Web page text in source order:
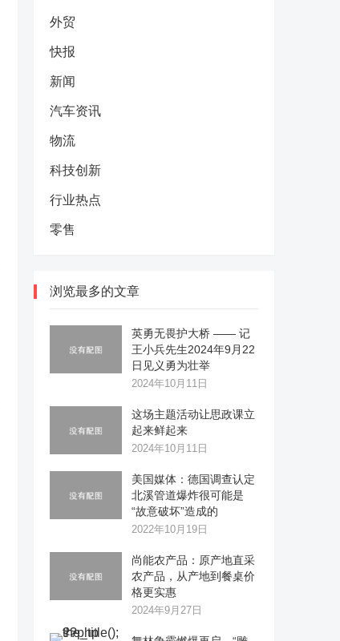
外贸
快报
新闻
汽车资讯
物流
科技创新
行业热点
零售
浏览最多的文章
英勇无畏护大桥 —— 记
王小兵先生2024年9月22
日见义勇为壮举
2024年10月11日
这场主题活动让思政课立
起来鲜起来
2024年10月11日
美国媒体：德国调查认定
北溪管道爆炸很可能是
“故意破坏”造成的
2022年10月19日
尚能农产品：原产地直采
农产品，从产地到餐桌价
格更实惠
2024年9月27日